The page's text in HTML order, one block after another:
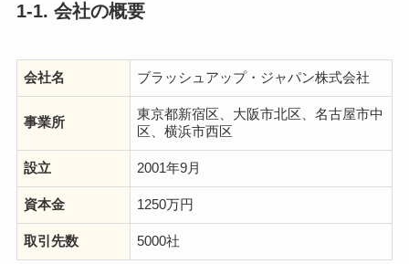
1-1. 会社の概要
会社名 ブラッシュアップ・ジャパン株式会社
事業所
東京都新宿区、大阪市北区、名古屋市中
区、横浜市西区
設立 2001年9月
資本金 1250万円
取引先数 5000社